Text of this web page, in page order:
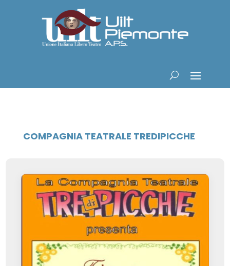
COMPAGNIA TEATRALE TREDIPICCHE